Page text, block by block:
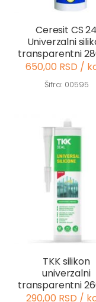
Ceresit CS 24
Univerzalni
transparentni
650,00 RSD /
Šifra: 00595
TKK silikon
univerzalni
transparentni
290,00 RSD /